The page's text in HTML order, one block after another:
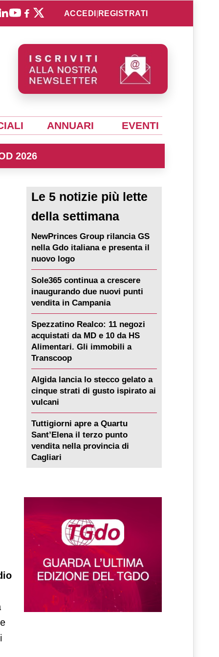
ACCEDI REGISTRATI
ANNUARI EVENTI
2026
Le 5 notizie più lette
della settimana
NewPrinces Group rilancia GS
nella Gdo italiana e presenta il
nuovo logo
Sole365 continua a crescere
inaugurando due nuovi punti
vendita in Campania
Spezzatino Realco: 11 negozi
acquistati da MD e 10 da HS
Alimentari. Gli immobili a
Transcoop
Algida lancia lo stecco gelato a
cinque strati di gusto ispirato ai
vulcani
Tuttigiorni apre a Quartu
Sant’Elena il terzo punto
vendita nella provincia di
Cagliari